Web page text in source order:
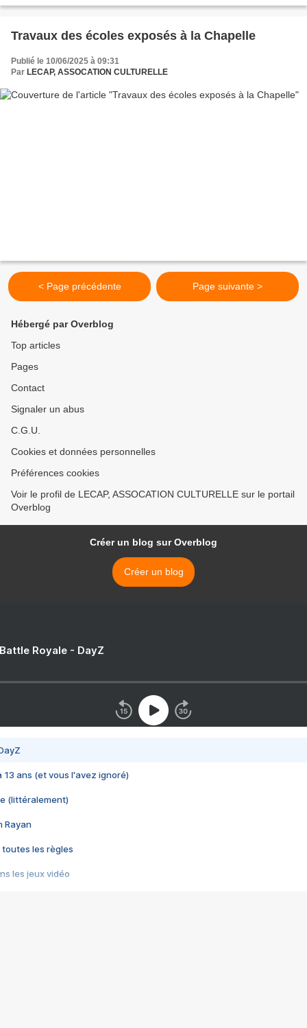
Travaux des écoles exposés à la Chapelle
Publié le 10/06/2025 à 09:31
Par LECAP, ASSOCATION CULTURELLE
< Page précédente Page suivante >
Hébergé par Overblog
Top articles
Pages
Contact
Signaler un abus
C.G.U.
Cookies et données personnelles
Préférences cookies
Voir le profil de LECAP, ASSOCATION CULTURELLE sur le portail
Overblog
Créer un blog sur Overblog
Créer un blog
Royale - DayZ
13 ans (et vous l'avez ignoré)
(littéralement)
Rayan
toutes les règles
les jeux vidéo